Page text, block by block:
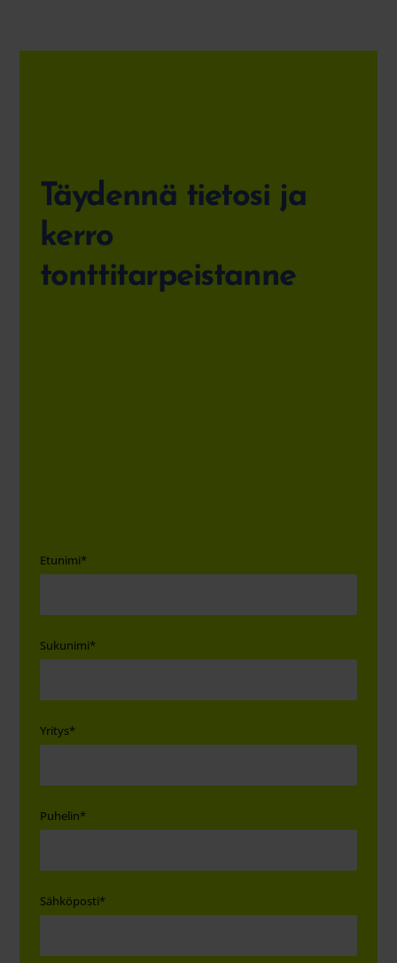
Täydennä tietosi ja
kerro
tonttitarpeistanne
Etunimi*
Sukunimi*
Yritys*
Puhelin*
Sähköposti*